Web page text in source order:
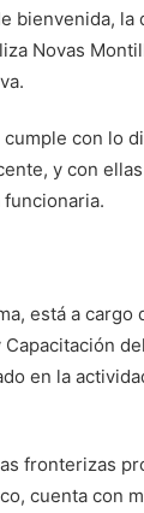
bienvenida,
Novas
con lo
y con
funcionaria.
está a cargo
en la
fronterizas
cuenta con